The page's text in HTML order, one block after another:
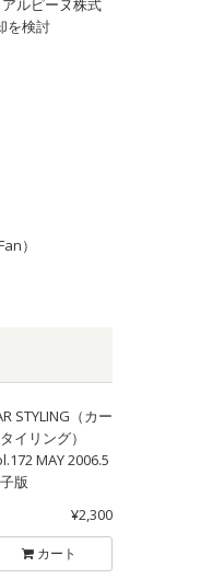
を検討
）
STYLING（カー
イリング）
MAY 2006.5
版
¥2,300
カート